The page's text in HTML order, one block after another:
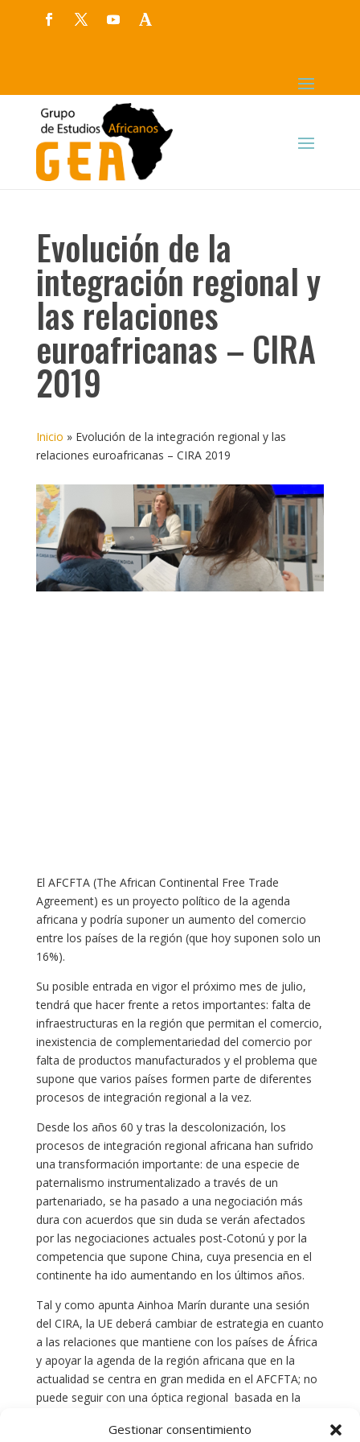
Gestionar consentimiento
Evolución de la
integración regional y
las relaciones
euroafricanas – CIRA
2019
Inicio » Evolución de la integración regional y las
relaciones euroafricanas – CIRA 2019
El AFCFTA (The African Continental Free Trade
Agreement) es un proyecto político de la agenda
africana y podría suponer un aumento del comercio
entre los países de la región (que hoy suponen solo un
16%).
Su posible entrada en vigor el próximo mes de julio,
tendrá que hacer frente a retos importantes: falta de
infraestructuras en la región que permitan el comercio,
inexistencia de complementariedad del comercio por
falta de productos manufacturados y el problema que
supone que varios países formen parte de diferentes
procesos de integración regional a la vez.
Desde los años 60 y tras la descolonización, los
procesos de integración regional africana han sufrido
una transformación importante: de una especie de
paternalismo instrumentalizado a través de un
partenariado, se ha pasado a una negociación más
dura con acuerdos que sin duda se verán afectados
por las negociaciones actuales post-Cotonú y por la
competencia que supone China, cuya presencia en el
continente ha ido aumentando en los últimos años.
Tal y como apunta Ainhoa Marín durante una sesión
del CIRA, la UE deberá cambiar de estrategia en cuanto
a las relaciones que mantiene con los países de África
y apoyar la agenda de la región africana que en la
actualidad se centra en gran medida en el AFCFTA; no
puede seguir con una óptica regional basada en la
Acuerdos de Cotonú.